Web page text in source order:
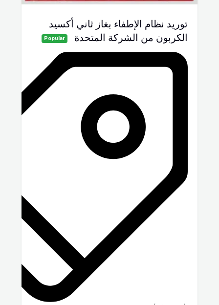
توريد نظام الإطفاء بغاز ثاني أكسيد
الكربون من الشركة المتحدة
Popular